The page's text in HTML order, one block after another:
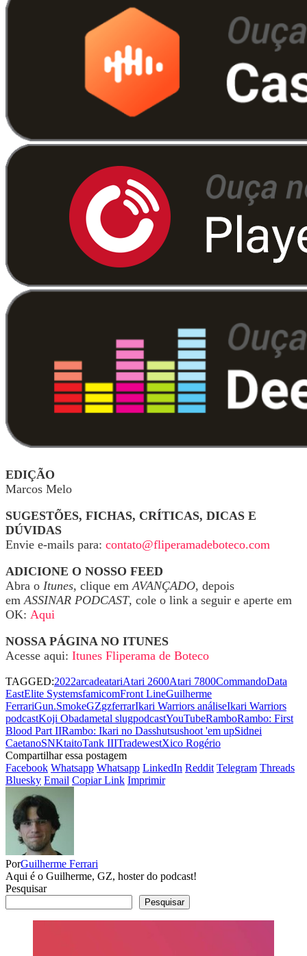
EDIÇÃO
Marcos Melo
SUGESTÕES, FICHAS, CRÍTICAS, DICAS E
DÚVIDAS
Envie e-mails para: contato@fliperamadeboteco.com
ADICIONE O NOSSO FEED
Abra o Itunes, clique em AVANÇADO, depois
em ASSINAR PODCAST, cole o link a seguir e aperte em
OK: Aqui
NOSSA PÁGINA NO ITUNES
Acesse aqui: Itunes Fliperama de Boteco
TAGGED:2022arcadeatariAtari 2600Atari 7800CommandoData
EastElite SystemsfamicomFront LineGuilherme
FerrariGun.SmokeGZgzferrarIkari Warriors análiseIkari Warriors
podcastKoji Obadametal slugpodcastYouTubeRamboRambo: First
Blood Part IIRambo: Ikari no Dasshutsushoot 'em upSidnei
CaetanoSNKtaitoTank IIITradewestXico Rogério
Compartilhar essa postagem
Facebook Whatsapp Whatsapp LinkedIn Reddit Telegram Threads
Bluesky Email Copiar Link Imprimir
PorGuilherme Ferrari
Aqui é o Guilherme, GZ, hoster do podcast!
Pesquisar
Pesquisar